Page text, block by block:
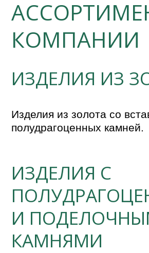
КОМПАНИИ
ИЗДЕЛИЯ ИЗ
Изделия из золота со
полудрагоценных камней.
ИЗДЕЛИЯ С
И
КАМНЯМИ